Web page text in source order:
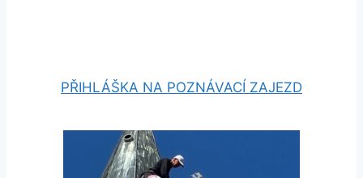
PŘIHLÁŠKA NA POZNÁVACÍ ZAJEZD